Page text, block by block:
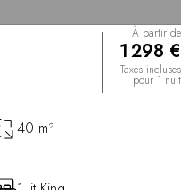
À partir de
1 298 €
Taxes incluses
pour 1 nuit
40 m²